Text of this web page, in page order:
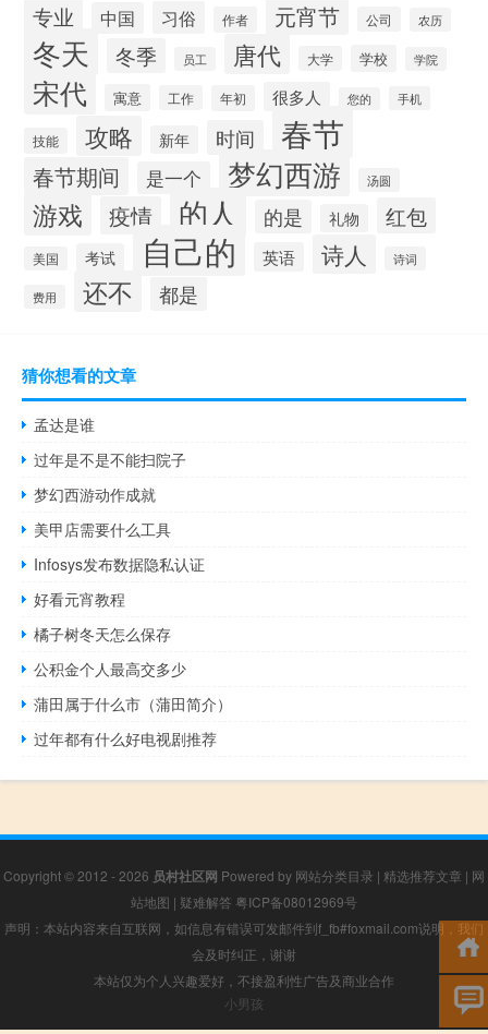
专业 中国 习俗 作者 元宵节 公司 农历
冬天 冬季 员工 唐代 大学 学校 学院
宋代 寓意 工作 年初 很多人 您的 手机
技能 攻略 新年 时间 春节
春节期间 是一个 梦幻西游 汤圆
游戏 疫情 的人 的是 礼物 红包
美国 考试 自己的 英语 诗人 诗词
费用 还不 都是
猜你想看的文章
孟达是谁
过年是不是不能扫院子
梦幻西游动作成就
美甲店需要什么工具
Infosys发布数据隐私认证
好看元宵教程
橘子树冬天怎么保存
公积金个人最高交多少
蒲田属于什么市（蒲田简介）
过年都有什么好电视剧推荐
Copyright © 2012 - 2026 员村社区网 Powered by 网站分类目录 | 精选推荐文章 | 网
站地图 | 疑难解答 粤ICP备08012969号
声明：本站内容来自互联网，如信息有错误可发邮件到f_fb#foxmail.com说明，我们
会及时纠正，谢谢
本站仅为个人兴趣爱好，不接盈利性广告及商业合作
小男孩